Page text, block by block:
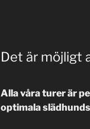
Det är möjligt
Alla våra turer är
optimala